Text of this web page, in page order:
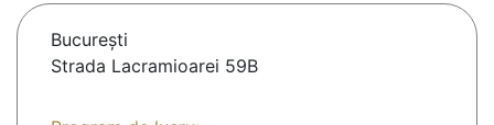
Bucureşti
Strada Lacramioarei 59B